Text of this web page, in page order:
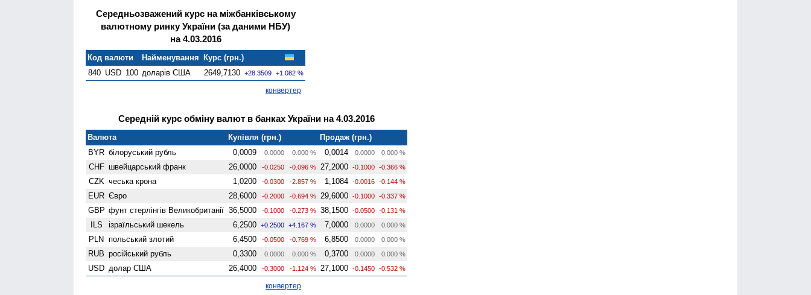
Середньозважений курс на міжбанківському
валютному ринку України (за даними НБУ)
на 4.03.2016
Код валюти Найменування Курс (грн.)
840 USD 100 доларів США 2649,7130 +28.3509 +1.082 %
конвертер
Середній курс обміну валют в банках України на 4.03.2016
Валюта Купівля (грн.)
Продаж (грн.)
BYR білоруський рубль 0,0009 0.0000 0.000 % 0,0014 0.0000 0.000 %
CHF швейцарський франк 26,0000 -0.0250 -0.096 % 27,2000 -0.1000 -0.366 %
CZK чеська крона 1,0200 -0.0300 -2.857 % 1,1084 -0.0016 -0.144 %
EUR Євро 28,6000 -0.2000 -0.694 % 29,6000 -0.1000 -0.337 %
GBP фунт стерлінгів Велико­британії 36,5000 -0.1000 -0.273 % 38,1500 -0.0500 -0.131 %
ILS ізраїльський шекель 6,2500 +0.2500 +4.167 % 7,0000 0.0000 0.000 %
PLN польський злотий 6,4500 -0.0500 -0.769 % 6,8500 0.0000 0.000 %
RUB російський рубль 0,3300 0.0000 0.000 % 0,3700 0.0000 0.000 %
USD долар США 26,4000 -0.3000 -1.124 % 27,1000 -0.1450 -0.532 %
конвертер